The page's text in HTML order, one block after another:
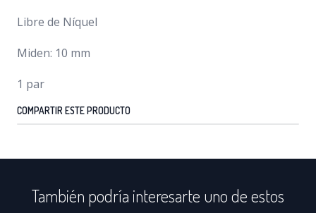
Libre de Níquel
Miden: 10 mm
1 par
COMPARTIR ESTE PRODUCTO
También podría interesarte uno de estos